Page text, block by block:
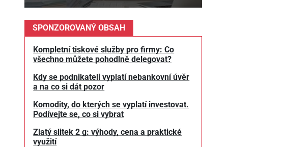
SPONZOROVANÝ OBSAH
Kompletní tiskové služby pro firmy: Co
všechno můžete pohodlně delegovat?
Kdy se podnikateli vyplatí nebankovní úvěr
a na co si dát pozor
Komodity, do kterých se vyplatí investovat.
Podívejte se, co si vybrat
Zlatý slitek 2 g: výhody, cena a praktické
využití